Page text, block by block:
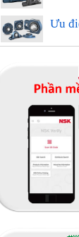
Ưu